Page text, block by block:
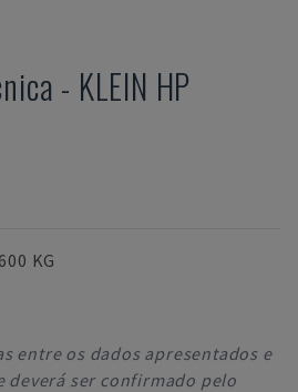
- KLEIN HP
KG
entre os dados apresentados e
deverá ser confirmado pelo